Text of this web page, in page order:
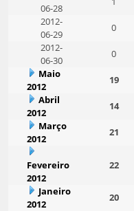
06-28
2012-
06-29
0
2012-
06-30
0
Maio
2012
19
Abril
2012
14
Março
2012
21
Fevereiro
2012
22
Janeiro
2012
20